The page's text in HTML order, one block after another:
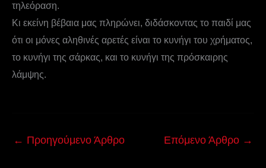
τηλεόραση.
Κι εκείνη βέβαια μας πληρώνει, διδάσκοντας το παιδί μας
ότι οι μόνες αληθινές αρετές είναι το κυνήγι του χρήματος,
το κυνήγι της σάρκας, και το κυνήγι της πρόσκαιρης
λάμψης.
← Προηγούμενο Άρθρο Επόμενο Άρθρο →